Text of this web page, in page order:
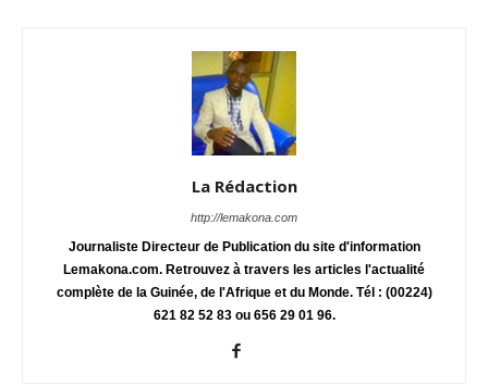
La Rédaction
http://lemakona.com
Journaliste Directeur de Publication du site d'information
Lemakona.com. Retrouvez à travers les articles l'actualité
complète de la Guinée, de l'Afrique et du Monde. Tél : (00224)
621 82 52 83 ou 656 29 01 96.